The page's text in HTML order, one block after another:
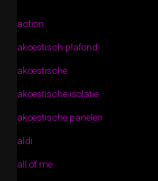
action
akoestisch plafond
akoestische
akoestische isolatie
akoestische panelen
aldi
all of me